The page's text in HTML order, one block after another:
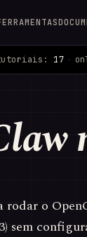
17 ·
rodar o
sem